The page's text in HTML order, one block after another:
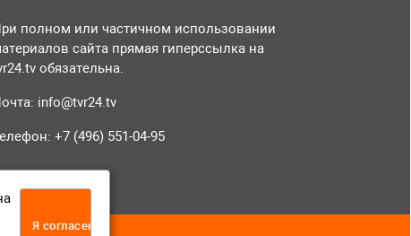
полном или частичном использовании
сайта прямая гиперссылка на
обязательна.
info@tvr24.tv
+7 (496) 551-04-95
Я согласен